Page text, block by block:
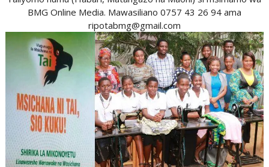
BMG Online Media. Mawasiliano 0757 43 26 94 ama
ripotabmg@gmail.com